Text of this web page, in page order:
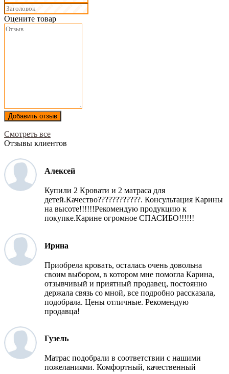
Оцените товар
Добавить отзыв
Смотреть все
Отзывы клиентов
Алексей
Купили 2 Кровати и 2 матраса для
детей.Качество????????????. Консультация Карины
на высоте!!!!!!Рекомендую продукцию к
покупке.Карине огромное СПАСИБО!!!!!!
Ирина
Приобрела кровать, осталась очень довольна
своим выбором, в котором мне помогла Карина,
отзывчивый и приятный продавец, постоянно
держала связь со мной, все подробно рассказала,
подобрала. Цены отличные. Рекомендую
продавца!
Гузель
Матрас подобрали в соответствии с нашими
пожеланиями. Комфортный, качественный